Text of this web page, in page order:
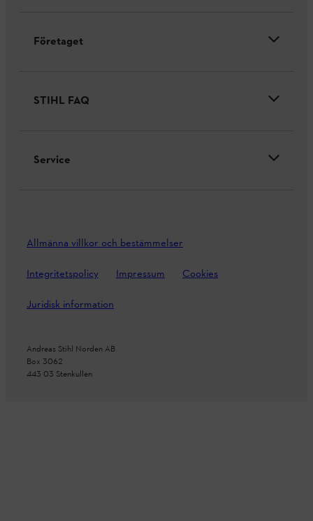
Företaget
STIHL FAQ
Service
Allmänna villkor och bestämmelser
Integritetspolicy Impressum Cookies
Juridisk information
Andreas Stihl Norden AB
Box 3062
443 03 Stenkullen